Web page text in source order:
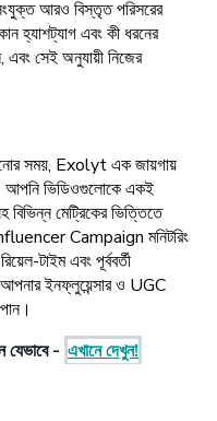
সংযুক্ত আরও বিস্তৃত পরিসরের
হ্যাশট্যাগ এবং কী ধরনের
এবং সেই অনুযায়ী নিজের
সময়, Exolyt এক জায়গায়
আপনি ভিডিওগুলোকে একই
মেট্রিকের ভিত্তিতে
Influencer Campaign মনিটরিং
টাইম এবং পূর্ববর্তী
ইনফ্লুয়েন্সার ও UGC
যেভাবে - এখানে দেখুন!